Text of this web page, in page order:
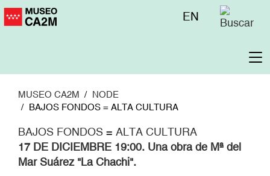
Pasar
Menú
EN
MUSEO CA2M
NODE
BAJOS FONDOS = ALTA CULTURA
BAJOS FONDOS = ALTA CULTURA
17 DE DICIEMBRE 19:00. Una obra de Mª del
Mar Suárez "La Chachi".